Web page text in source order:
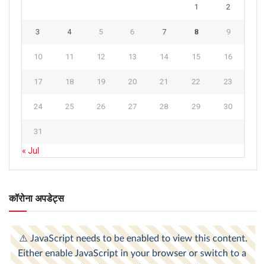
1 2
3 4 5 6 7 8 9
10 11 12 13 14 15 16
17 18 19 20 21 22 23
24 25 26 27 28 29 30
31
« Jul
कॉरोना अपडेट्स